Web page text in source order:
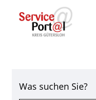
Zum Hauptinhalt springen
Zum Hauptinhalt
Was suchen Sie?